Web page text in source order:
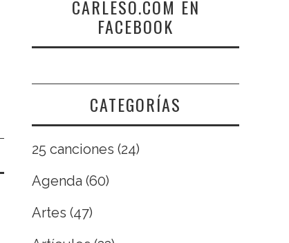
CARLESO.COM EN
FACEBOOK
CATEGORÍAS
25 canciones (24)
Agenda (60)
Artes (47)